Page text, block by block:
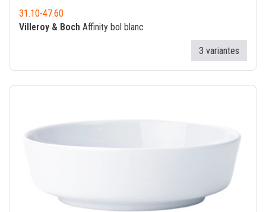
31.10-47.60
Villeroy & Boch Affinity bol blanc
3 variantes